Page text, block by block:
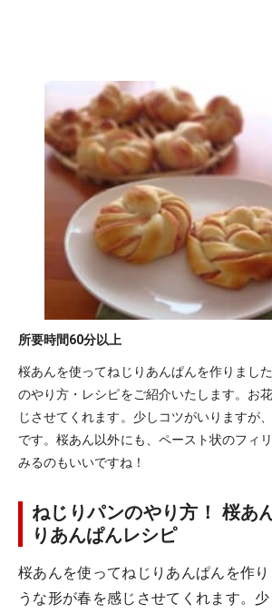
所要時間60分以上
桜あんを使ってねじりあんぱんを作りまし
のやり方・レシピをご紹介いたします。お
じさせてくれます。少しコツがいりますが
です。桜あん以外にも、ペースト状のフィ
みるのもいいですね！
ねじりパンのやり方！ 桜あ
りあんぱんレシピ
桜あんを使ってねじりあんぱんを作
うな形が春を感じさせてくれます。